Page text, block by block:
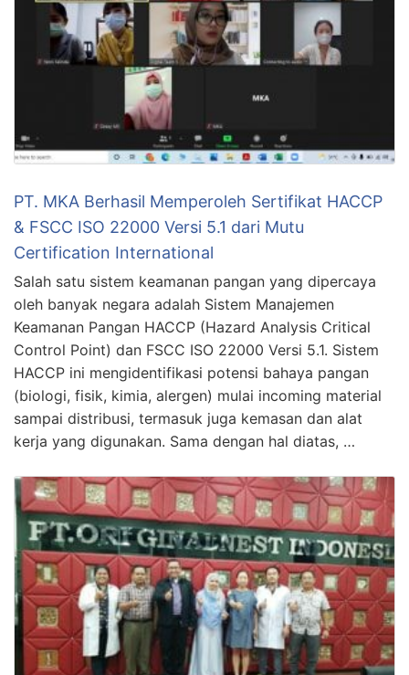
PT. MKA Berhasil Memperoleh Sertifikat HACCP
& FSCC ISO 22000 Versi 5.1 dari Mutu
Certification International
Salah satu sistem keamanan pangan yang dipercaya
oleh banyak negara adalah Sistem Manajemen
Keamanan Pangan HACCP (Hazard Analysis Critical
Control Point) dan FSCC ISO 22000 Versi 5.1. Sistem
HACCP ini mengidentifikasi potensi bahaya pangan
(biologi, fisik, kimia, alergen) mulai incoming material
sampai distribusi, termasuk juga kemasan dan alat
kerja yang digunakan. Sama dengan hal diatas, …